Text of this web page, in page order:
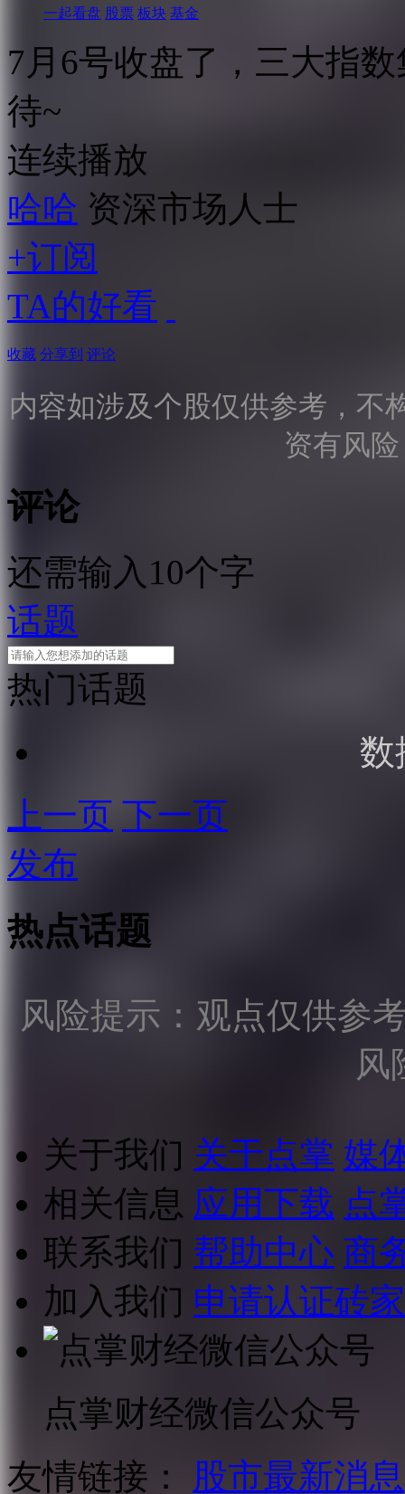
一起看盘 股票 板块 基金
7月6号收盘了，三大指
待~
连续播放
哈哈 资深市场人士
+订阅
TA的好看
收藏 分享到 评论
内容如涉及个股仅供参考，不
资有风
评论
还需输入10个字
话题
热门话题
数
上一页 下一页
发布
热点话题
风险提示：观点仅供参
风
关于我们 关于点掌 媒
相关信息 应用下载 点
联系我们 帮助中心 商
加入我们 申请认证砖家
点掌财经微信公众号
友情链接：
股市最新消息